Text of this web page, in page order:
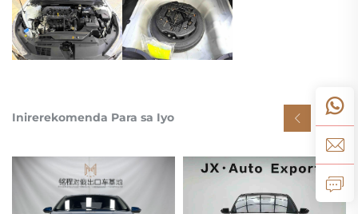
Inirerekomenda Para sa Iyo